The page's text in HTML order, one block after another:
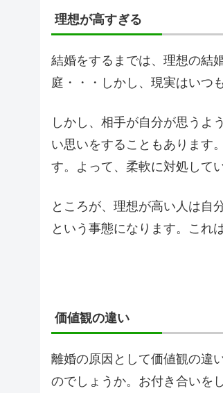
理想が高すぎる
結婚をするまでは、理想の結
庭・・・しかし、現実はいつ
しかし、相手が自分が思うよ
い思いをすることもあります
す。よって、柔軟に対処して
ところが、理想が高い人は自
という事態になります。これ
価値観の違い
離婚の原因として価値観の違
のでしょうか。お付き合いを